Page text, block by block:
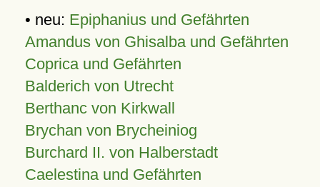
• neu: Epiphanius und Gefährten
Amandus von Ghisalba und Gefährten
Coprica und Gefährten
Balderich von Utrecht
Berthanc von Kirkwall
Brychan von Brycheiniog
Burchard II. von Halberstadt
Caelestina und Gefährten